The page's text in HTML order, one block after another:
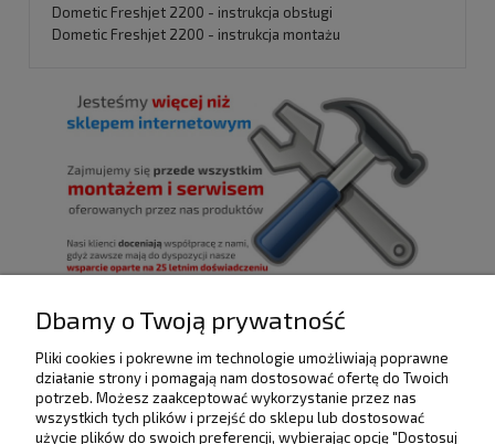
Dometic Freshjet 2200 - instrukcja obsługi
Dometic Freshjet 2200 - instrukcja montażu
POMOC
Dbamy o Twoją prywatność
Pliki cookies i pokrewne im technologie umożliwiają poprawne
działanie strony i pomagają nam dostosować ofertę do Twoich
potrzeb. Możesz zaakceptować wykorzystanie przez nas
wszystkich tych plików i przejść do sklepu lub dostosować
użycie plików do swoich preferencji, wybierając opcję "Dostosuj